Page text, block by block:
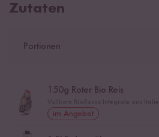
Zutaten
Portionen
150g Roter Bio Reis
im Angebot